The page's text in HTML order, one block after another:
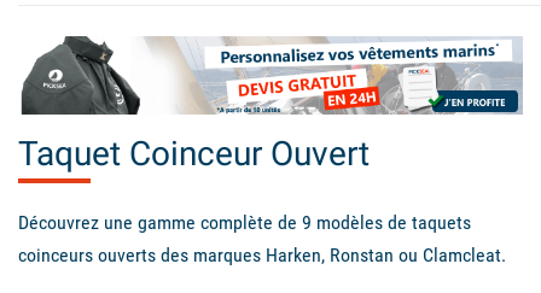
Taquet Coinceur Ouvert
Découvrez une gamme complète de 9 modèles de taquets
coinceurs ouverts des marques Harken, Ronstan ou Clamcleat.